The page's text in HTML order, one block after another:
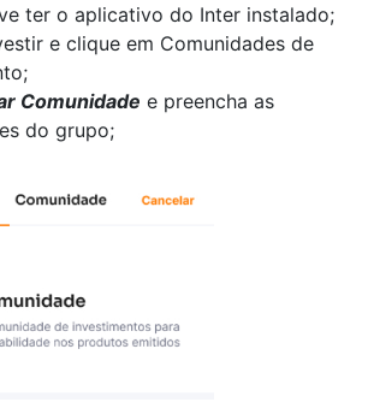
ter o aplicativo do Inter instalado;
e clique em Comunidades de
Comunidade e preencha as
do grupo;